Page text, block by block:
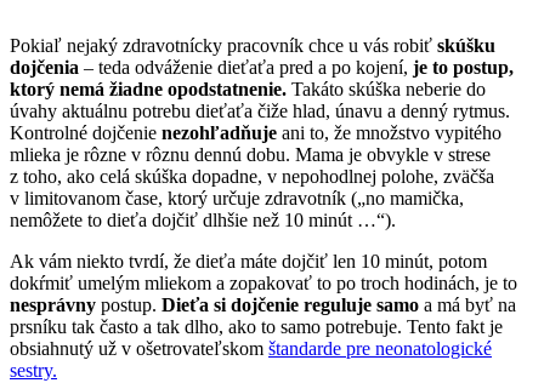
Pokiaľ nejaký zdravotnícky pracovník chce u vás robiť skúšku
dojčenia – teda odváženie dieťaťa pred a po kojení, je to postup,
ktorý nemá žiadne opodstatnenie. Takáto skúška neberie do
úvahy aktuálnu potrebu dieťaťa čiže hlad, únavu a denný rytmus.
Kontrolné dojčenie nezohľadňuje ani to, že množstvo vypitého
mlieka je rôzne v rôznu dennú dobu. Mama je obvykle v strese
z toho, ako celá skúška dopadne, v nepohodlnej polohe, zväčša
v limitovanom čase, ktorý určuje zdravotník („no mamička,
nemôžete to dieťa dojčiť dlhšie než 10 minút …“).
Ak vám niekto tvrdí, že dieťa máte dojčiť len 10 minút, potom
dokŕmiť umelým mliekom a zopakovať to po troch hodinách, je to
nesprávny postup. Dieťa si dojčenie reguluje samo a má byť na
prsníku tak často a tak dlho, ako to samo potrebuje. Tento fakt je
obsiahnutý už v ošetrovateľskom štandarde pre neonatologické
sestry.